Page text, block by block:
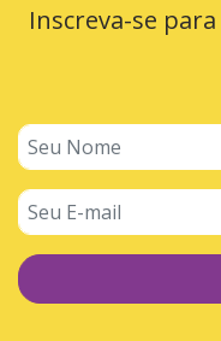
Inscreva-se